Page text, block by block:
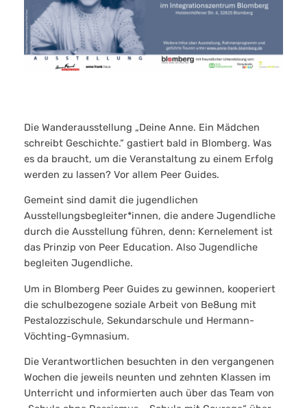
Die Wanderausstellung „Deine Anne. Ein Mädchen
schreibt Geschichte.“ gastiert bald in Blomberg. Was
es da braucht, um die Veranstaltung zu einem Erfolg
werden zu lassen? Vor allem Peer Guides.
Gemeint sind damit die jugendlichen
Ausstellungsbegleiter*innen, die andere Jugendliche
durch die Ausstellung führen, denn: Kernelement ist
das Prinzip von Peer Education. Also Jugendliche
begleiten Jugendliche.
Um in Blomberg Peer Guides zu gewinnen, kooperiert
die schulbezogene soziale Arbeit von Be8ung mit
Pestalozzischule, Sekundarschule und Hermann-
Vöchting-Gymnasium.
Die Verantwortlichen besuchten in den vergangenen
Wochen die jeweils neunten und zehnten Klassen im
Unterricht und informierten auch über das Team von